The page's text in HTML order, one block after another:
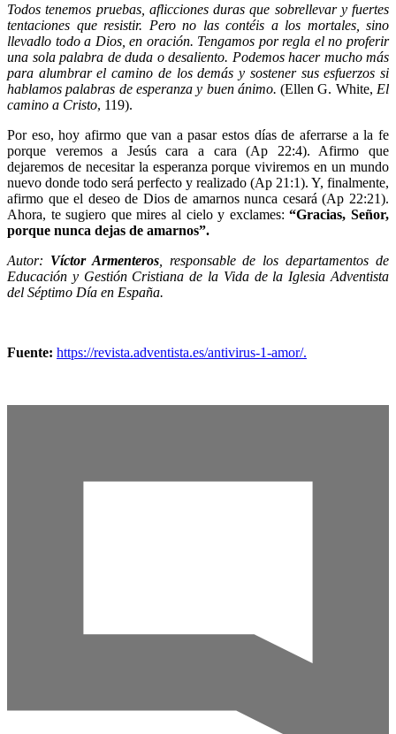
Todos tenemos pruebas, aflicciones duras que sobrellevar y fuertes
tentaciones que resistir. Pero no las contéis a los mortales, sino
llevadlo todo a Dios, en oración. Tengamos por regla el no proferir
una sola palabra de duda o desaliento. Podemos hacer mucho más
para alumbrar el camino de los demás y sostener sus esfuerzos si
hablamos palabras de esperanza y buen ánimo. (Ellen G. White, El
camino a Cristo, 119).
Por eso, hoy afirmo que van a pasar estos días de aferrarse a la fe
porque veremos a Jesús cara a cara (Ap 22:4). Afirmo que
dejaremos de necesitar la esperanza porque viviremos en un mundo
nuevo donde todo será perfecto y realizado (Ap 21:1). Y, finalmente,
afirmo que el deseo de Dios de amarnos nunca cesará (Ap 22:21).
Ahora, te sugiero que mires al cielo y exclames:“Gracias, Señor,
porque nunca dejas de amarnos”.
Autor: Víctor Armenteros, responsable de los departamentos de
Educación y Gestión Cristiana de la Vida de la Iglesia Adventista
del Séptimo Día en España.
Fuente: https://revista.adventista.es/antivirus-1-amor/.